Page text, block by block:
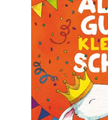
Versandkosten
Warenkorb
Widerrufsbelehrung
Zahlungsarten